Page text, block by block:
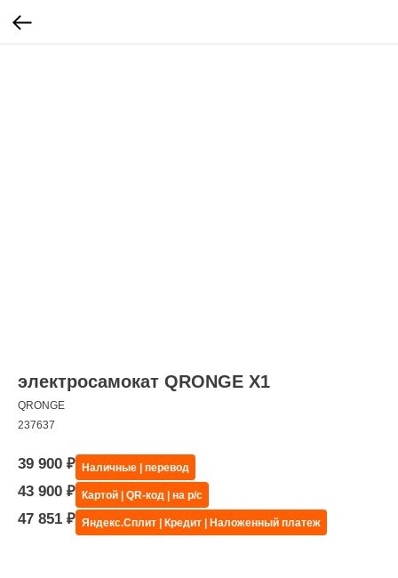
электросамокат QRONGE X1
QRONGE
237637
39 900 ₽ Наличные | перевод
43 900 ₽ Картой | QR-код | на р/с
47 851 ₽ Яндекс.Сплит | Кредит | Наложенный платеж